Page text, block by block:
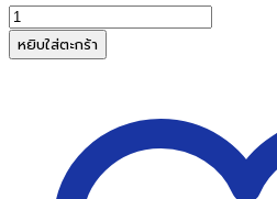
จำนวน
สัน
ตะปู
หยิบใส่ตะกร้า